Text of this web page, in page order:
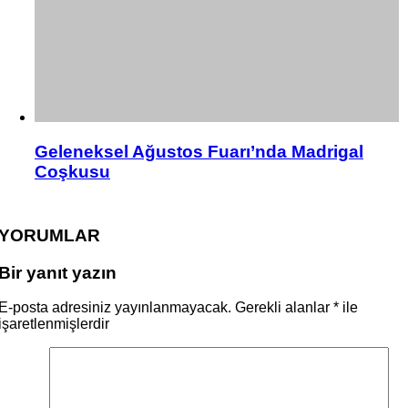
Geleneksel Ağustos Fuarı’nda Madrigal
Coşkusu
yanıt yazın
posta adresiniz yayınlanmayacak. Gerekli alanlar * ile